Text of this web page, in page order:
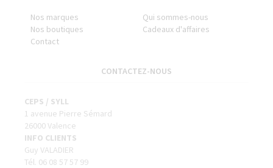
Nos marques
Qui sommes-nous
Nos boutiques
Cadeaux d'affaires
Contact
CONTACTEZ-NOUS
CEPS / SYLL
1 avenue Pierre Sémard
26000 Valence
INFO CLIENTS
Guy VALADIER
Tél. 06 08 57 57 99